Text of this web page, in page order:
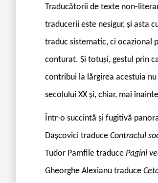
Traducătorii de texte non-
traducerii este nesigur, și asta
traduc sistematic, ci ocazional
conturat. Și totuși, gestul prin
contribui la lărgirea acestuia
secolului XX și, chiar, mai
Într-o succintă și fugitivă
Dașcovici traduce Contractul
Tudor Pamfile traduce Pagini
Gheorghe Alexianu traduce